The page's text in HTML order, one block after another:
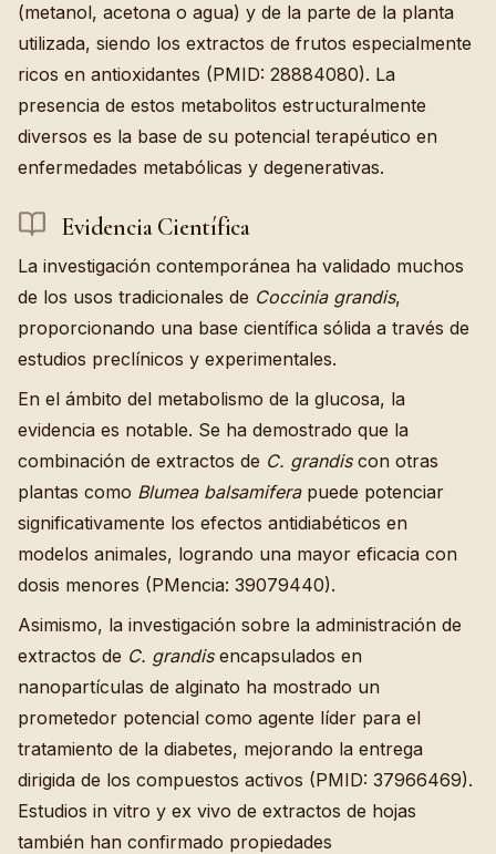
(metanol, acetona o agua) y de la parte de la planta
utilizada, siendo los extractos de frutos especialmente
ricos en antioxidantes (PMID: 28884080). La
presencia de estos metabolitos estructuralmente
diversos es la base de su potencial terapéutico en
enfermedades metabólicas y degenerativas.
Evidencia Científica
La investigación contemporánea ha validado muchos
de los usos tradicionales de Coccinia grandis,
proporcionando una base científica sólida a través de
estudios preclínicos y experimentales.
En el ámbito del metabolismo de la glucosa, la
evidencia es notable. Se ha demostrado que la
combinación de extractos de C. grandiscon otras
plantas como Blumea balsamiferapuede potenciar
significativamente los efectos antidiabéticos en
modelos animales, logrando una mayor eficacia con
dosis menores (PMencia: 39079440).
Asimismo, la investigación sobre la administración de
extractos de C. grandisencapsulados en
nanopartículas de alginato ha mostrado un
prometedor potencial como agente líder para el
tratamiento de la diabetes, mejorando la entrega
dirigida de los compuestos activos (PMID: 37966469).
Estudios in vitro y ex vivo de extractos de hojas
también han confirmado propiedades